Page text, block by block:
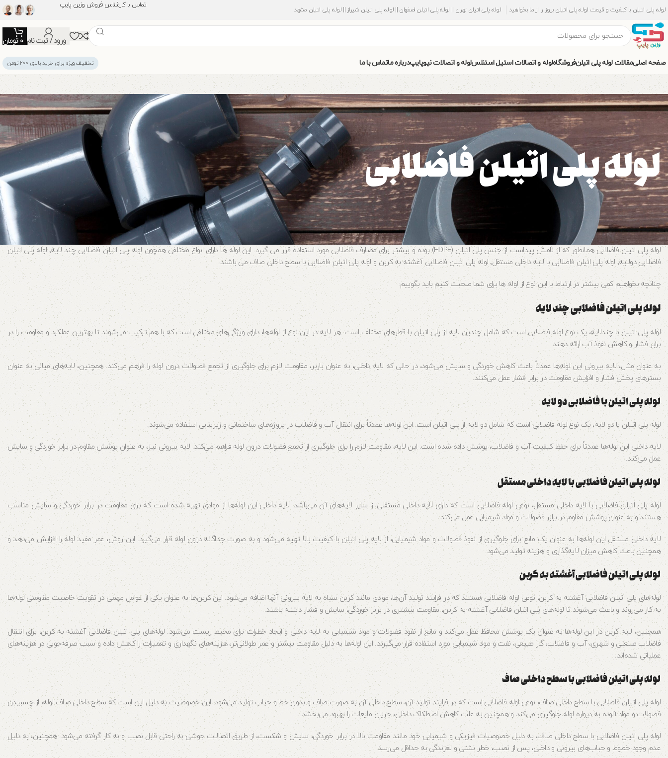
لوله پلی اتیلن با کیفیت و قیمت لوله پلی اتیلن بروز را از ما بخواهید لوله پلی اتیلن تهران || لوله پلی اتیلن اصفهان || لوله پلی اتیلن شیراز || لوله پلی اتیلن مشهد
تماس با کارشناس فروش وزین پایپ
ورود / ثبت نام 0 تومان
صفحه اصلیمقالات لوله پلی اتیلنفروشگاهلوله و اتصالات استیل استنلسلوله و اتصالات نیوپایپدرباره ماتماس با ما تخفیف ویژه برای خرید بالای ۲۰۰ تومن
لوله پلی اتیلن فاضلابی
لوله پلی اتیلن فاضلابی همانطور که از نامش پیداست از جنس پلی اتیلن (HDPE) بوده و بیشتر برای مصارف فاضلابی مورد استفاده قرار می گیرد. این لوله ها دارای انواع مختلفی همچون لوله پلی اتیلن فاضلابی چند لایه٬ لوله پلی اتیلن
فاضلابی دولایه٬ لوله پلی اتیلن فاضلابی با لایه داخلی مستقل٬ لوله پلی اتیلن فاضلابی آغشته به کربن و لوله پلی اتیلن فاضلابی با سطح داخلی صاف می باشند.
چنانچه بخواهیم کمی بیشتر در ارتباط با این نوع از لوله ها برای شما صحبت کنیم باید بگوییم:
لوله پلی اتیلن فاضلابی چند لایه
لوله پلی اتیلن با چندلایه، یک نوع لوله فاضلابی است که شامل چندین لایه از پلی اتیلن با قطرهای مختلف است. هر لایه در این نوع از لوله‌ها، دارای ویژگی‌های مختلفی است که با هم ترکیب می‌شوند تا بهترین عملکرد و مقاومت را در
برابر فشار و کاهش نفوذ آب ارائه دهند.
به عنوان مثال، لایه بیرونی این لوله‌ها عمدتاً باعث کاهش خوردگی و سایش می‌شود، در حالی که لایه داخلی، به عنوان باربر، مقاومت لازم برای جلوگیری از تجمع فضولات درون لوله را فراهم می‌کند. همچنین، لایه‌های میانی به عنوان
بسترهای پخش فشار و افزایش مقاومت در برابر فشار عمل می‌کنند.
لوله پلی اتیلن با فاضلابی دو لایه
لوله پلی اتیلن با دو لایه، یک نوع لوله فاضلابی است که شامل دو لایه از پلی اتیلن است. این لوله‌ها عمدتاً برای انتقال آب و فاضلاب در پروژه‌های ساختمانی و زیربنایی استفاده می‌شوند.
لایه داخلی این لوله‌ها عمدتاً برای حفظ کیفیت آب و فاضلاب، پوشش داده شده است. این لایه، مقاومت لازم را برای جلوگیری از تجمع فضولات درون لوله فراهم می‌کند. لایه بیرونی نیز، به عنوان پوشش مقاوم در برابر خوردگی و سایش
عمل می‌کند.
لوله پلی اتیلن فاضلابی با لایه داخلی مستقل
لوله پلی اتیلن فاضلابی با لایه داخلی مستقل، نوعی لوله فاضلابی است که دارای لایه داخلی مستقلی از سایر لایه‌های آن می‌باشد. لایه داخلی این لوله‌ها از موادی تهیه شده است که برای مقاومت در برابر خوردگی و سایش مناسب
هستند و به عنوان پوشش مقاوم در برابر فضولات و مواد شیمیایی عمل می‌کند.
لایه داخلی مستقل این لوله‌ها به عنوان یک مانع برای جلوگیری از نفوذ فضولات و مواد شیمیایی، از لایه پلی اتیلن با کیفیت بالا تهیه می‌شود و به صورت جداگانه درون لوله قرار می‌گیرد. این روش، عمر مفید لوله را افزایش می‌دهد و
همچنین باعث کاهش میزان لایه‌گذاری و هزینه تولید می‌شود.
لوله پلی اتیلن فاضلابی آغشته به کربن
لوله‌های پلی اتیلن فاضلابی آغشته به کربن، نوعی لوله فاضلابی هستند که در فرایند تولید آن‌ها، موادی مانند کربن سیاه به لایه بیرونی آنها اضافه می‌شود. این کربن‌ها به عنوان یکی از عوامل مهمی در تقویت خاصیت مقاومتی لوله‌ها
به کار می‌روند و باعث می‌شوند تا لوله‌های پلی اتیلن فاضلابی آغشته به کربن، مقاومت بیشتری در برابر خوردگی، سایش و فشار داشته باشند.
همچنین، لایه کربن در این لوله‌ها به عنوان یک پوشش محافظ عمل می‌کند و مانع از نفوذ فضولات و مواد شیمیایی به لایه داخلی و ایجاد خطرات برای محیط زیست می‌شود. لوله‌های پلی اتیلن فاضلابی آغشته به کربن، برای انتقال
فاضلاب صنعتی و شهری، آب و فاضلاب، گاز طبیعی، نفت و مواد شیمیایی مورد استفاده قرار می‌گیرند. این لوله‌ها به دلیل مقاومت بیشتر و عمر طولانی‌تر، هزینه‌های نگهداری و تعمیرات را کاهش داده و سبب صرفه‌جویی در هزینه‌های
عملیاتی شده‌اند.
لوله پلی اتیلن فاضلابی با سطح داخلی صاف
لوله پلی اتیلن فاضلابی با سطح داخلی صاف، نوعی لوله فاضلابی است که در فرایند تولید آن، سطح داخلی آن به صورت صاف و بدون خط و حباب تولید می‌شود. این خصوصیت به دلیل این است که سطح داخلی صاف لوله، از چسبیدن
فضولات و مواد آلوده به دیواره لوله جلوگیری می‌کند و همچنین به علت کاهش اصطکاک داخلی، جریان مایعات را بهبود می‌بخشد.
لوله پلی اتیلن فاضلابی با سطح داخلی صاف، به دلیل خصوصیات فیزیکی و شیمیایی خود مانند مقاومت بالا در برابر خوردگی، سایش و شکست، از طریق اتصالات جوشی به راحتی قابل نصب و به کار گرفته می‌شود. همچنین، به دلیل
عدم وجود خطوط و حباب‌های بیرونی و داخلی، پس از نصب، خطر نشتی و لغزندگی به حداقل می‌رسد.